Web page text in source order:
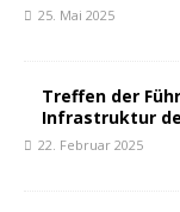
25. Mai 2025
Treffen der
Infrastruktur
22. Februar 2025